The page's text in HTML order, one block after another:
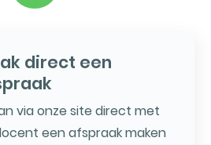
direct een
via onze site direct met
een afspraak maken